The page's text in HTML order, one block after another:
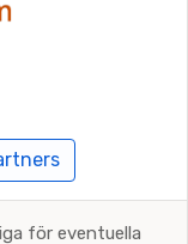
för eventuella